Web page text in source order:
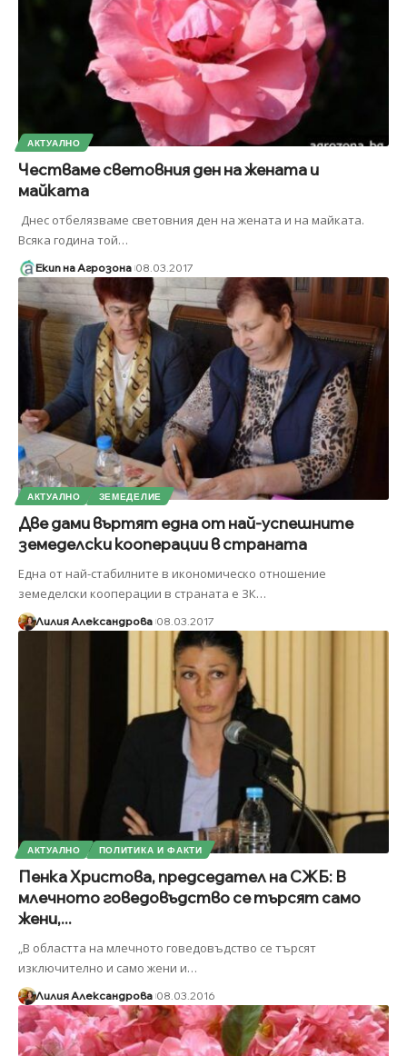
АКТУАЛНО
Честваме световния ден на жената и
майката
Днес отбелязваме световния ден на жената и на майката.
Всяка година той…
Екип на Агрозона 08.03.2017
АКТУАЛНО ЗЕМЕДЕЛИЕ
Две дами въртят една от най-успешните
земеделски кооперации в страната
Една от най-стабилните в икономическо отношение
земеделски кооперации в страната е ЗК…
Лилия Александрова 08.03.2017
АКТУАЛНО ПОЛИТИКА И ФАКТИ
Пенка Христова, председател на СЖБ: В
млечното говедовъдство се търсят само
жени,...
„В областта на млечното говедовъдство се търсят
изключително и само жени и…
Лилия Александрова 08.03.2016